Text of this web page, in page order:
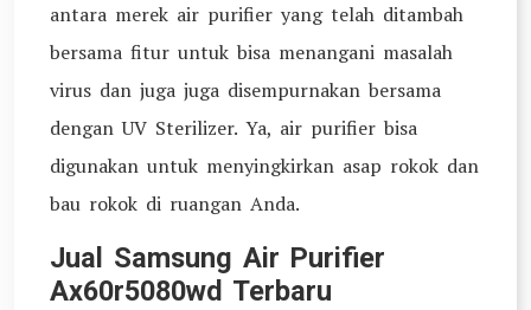
antara merek air purifier yang telah ditambah
bersama fitur untuk bisa menangani masalah
virus dan juga juga disempurnakan bersama
dengan UV Sterilizer. Ya, air purifier bisa
digunakan untuk menyingkirkan asap rokok dan
bau rokok di ruangan Anda.
Jual Samsung Air Purifier
Ax60r5080wd Terbaru